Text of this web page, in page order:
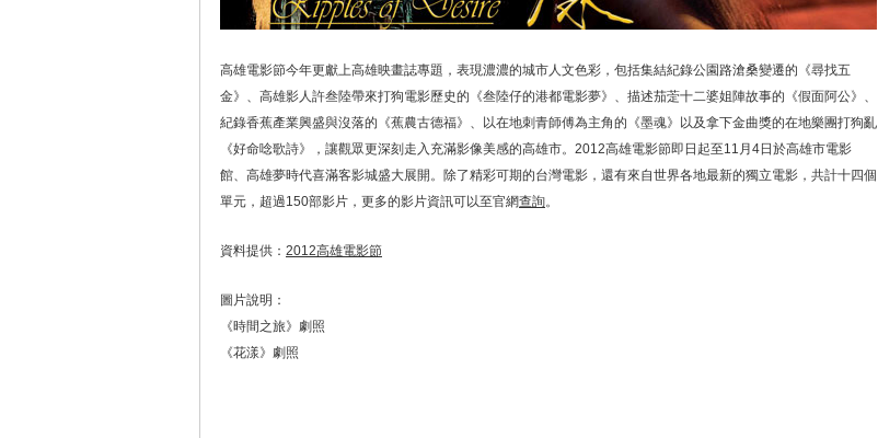
高雄電影節今年更獻上高雄映畫誌專題，表現濃濃的城市人文色彩，包括集結紀錄公園路滄桑變遷的《尋找五
金》、高雄影人許叁陸帶來打狗電影歷史的《叁陸仔的港都電影夢》、描述茄萣十二婆姐陣故事的《假面阿公》、
紀錄香蕉產業興盛與沒落的《蕉農古德福》、以在地刺青師傅為主角的《墨魂》以及拿下金曲獎的在地樂團打狗亂
《好命唸歌詩》，讓觀眾更深刻走入充滿影像美感的高雄市。2012高雄電影節即日起至11月4日於高雄市電影
館、高雄夢時代喜滿客影城盛大展開。除了精彩可期的台灣電影，還有來自世界各地最新的獨立電影，共計十四個
單元，超過150部影片，更多的影片資訊可以至官網查詢。
資料提供： 2012高雄電影節
圖片說明：
《時間之旅》劇照
《花漾》劇照